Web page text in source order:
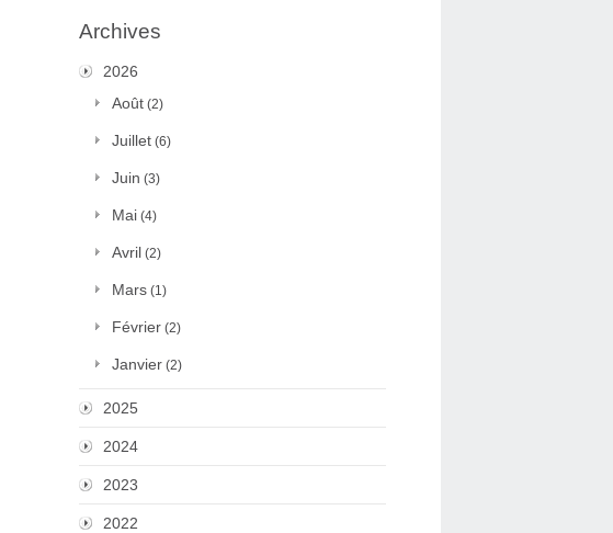
Archives
2026
Août (2)
Juillet (6)
Juin (3)
Mai (4)
Avril (2)
Mars (1)
Février (2)
Janvier (2)
2025
2024
2023
2022